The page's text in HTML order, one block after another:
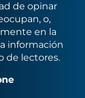
de opinar
o,
en la
información
de lectores.